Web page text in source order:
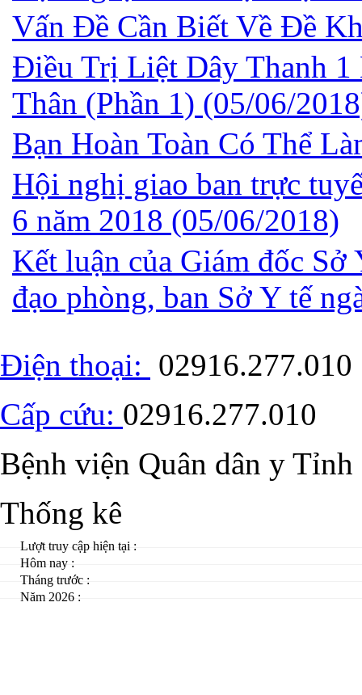
Vấn Đề Cần Biết Về Đề
Điều Trị Liệt Dây Thanh
Thân (Phần 1) (05/06/
Bạn Hoàn Toàn Có Thể
Hội nghị giao ban trực
6 năm 2018 (05/06/2018)
Kết luận của Giám đốc
đạo phòng, ban Sở Y tế
Điện thoại: 02916.277.010
Cấp cứu: 02916.277.010
Bệnh viện Quân dân y
Thống kê
Lượt truy cập hiện tại :
Hôm nay :
Tháng trước :
Năm 2026 :